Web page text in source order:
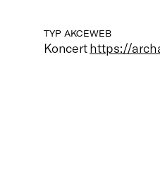
TYP AKCE
Koncert
WEB
https://